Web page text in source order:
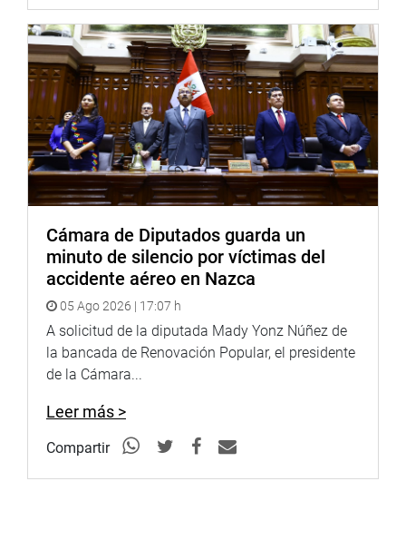
Cámara de Diputados guarda un
minuto de silencio por víctimas del
accidente aéreo en Nazca
05 Ago 2026 | 17:07 h
A solicitud de la diputada Mady Yonz Núñez de
la bancada de Renovación Popular, el presidente
de la Cámara...
Leer más >
Compartir